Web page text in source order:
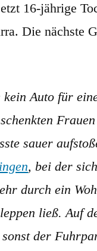
16-jährige
Die nächste
Auto für
sauer
, bei der
durch ein
ließ. Auf
der